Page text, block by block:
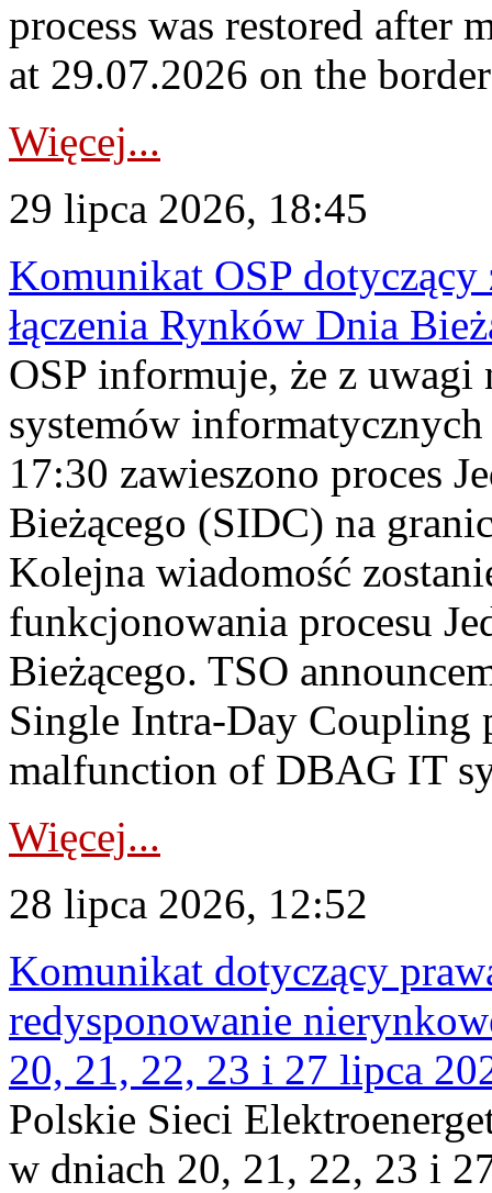
process was restored after
at 29.07.2026 on the
Więcej...
29 lipca 2026, 18:45
Komunikat OSP dotyczący
łączenia Rynków Dnia
OSP informuje, że z uwagi
systemów
17:30 zawieszono proces
Bieżącego (SIDC) na
Kolejna wiadomość
funkcjonowania procesu
Bieżącego. TSO
Single Intra-Day Coupling
malfunction of DBAG IT
Więcej...
28 lipca 2026, 12:52
Komunikat dotyczący
redysponowanie
20, 21, 22, 23 i 27 lipca
Polskie Sieci
w dniach 20, 21, 22, 23 i